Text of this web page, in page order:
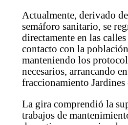
Actualmente, derivado
semáforo sanitario, se
directamente en las
contacto con la
manteniendo los
necesarios, arrancando
fraccionamiento Jardines
La gira comprendió la
trabajos de